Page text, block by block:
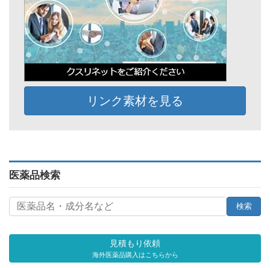
リンク素材を見る
医薬品検索
見積もり依頼
海外医薬品購入はこちらから